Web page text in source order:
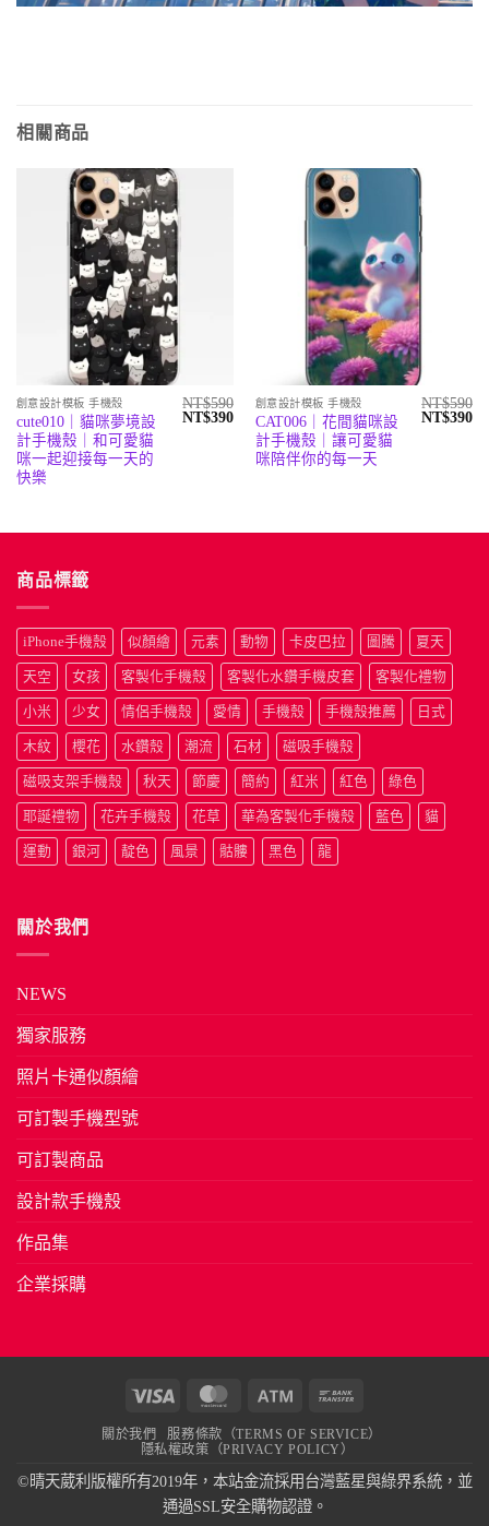
相關商品
創意設計模板 手機殼
cute010｜貓咪夢境設
計手機殼｜和可愛貓
咪一起迎接每一天的
快樂
NT$590
原
NT$390目
格：
創意設計模板 手機殼
CAT006｜花間貓咪設
計手機殼｜讓可愛貓
咪陪伴你的每一天
NT$590
原
NT$390目
商品標籤
iPhone手機殼 似顏繪 元素 動物 卡皮巴拉 圖騰 夏天
天空 女孩 客製化手機殼 客製化水鑽手機皮套 客製化禮物
小米 少女 情侶手機殼 愛情 手機殼 手機殼推薦 日式
木紋 櫻花 水鑽殼 潮流 石材 磁吸手機殼
磁吸支架手機殼 秋天 節慶 簡約 紅米 紅色 綠色
耶誕禮物 花卉手機殼 花草 華為客製化手機殼 藍色 貓
運動 銀河 靛色 風景 骷髏 黑色 龍
關於我們
NEWS
獨家服務
照片卡通似顏繪
可訂製手機型號
可訂製商品
設計款手機殼
作品集
企業採購
MasterCard Atm
關於我們
服務條款（TERMS OF SERVICE）
隱私權政策（PRIVACY POLICY）
©晴天葳利版權所有2019年，本站金流採用台灣藍星與綠界系統，並
通過SSL安全購物認證。